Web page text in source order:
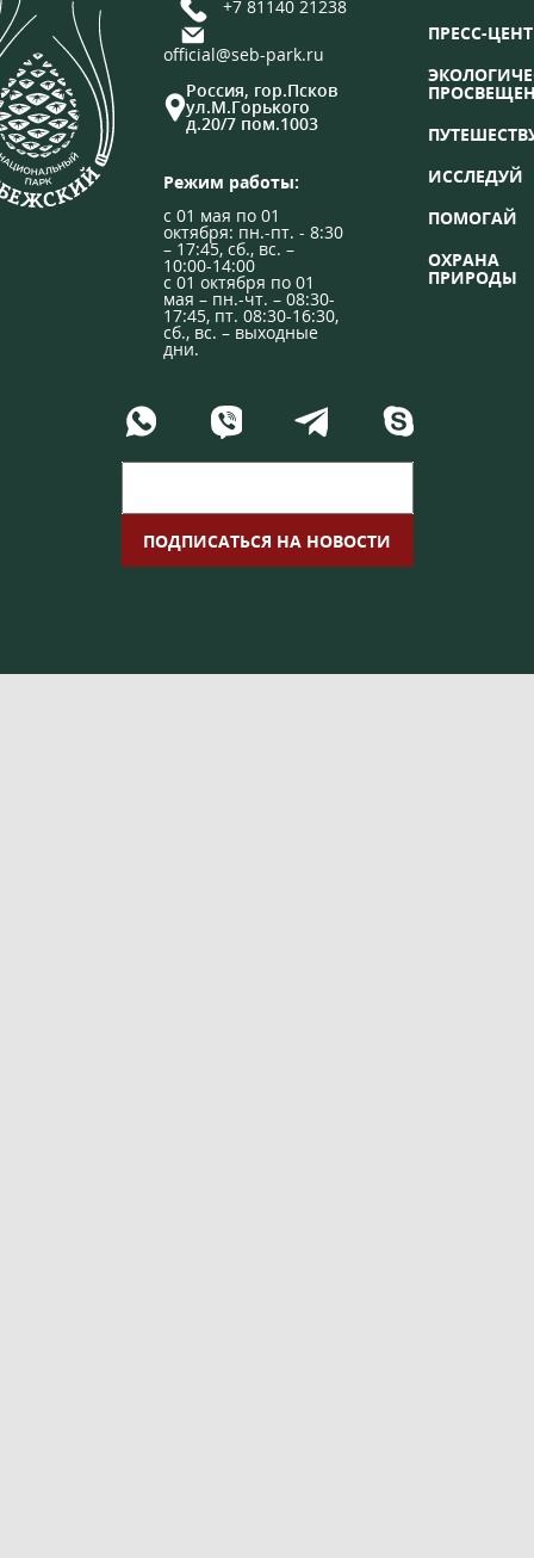
+7 81140 21238
official@seb-park.ru
Россия, гор.Псков
ул.М.Горького
д.20/7 пом.1003
Режим работы:
с 01 мая по 01
октября: пн.-пт. - 8:30
– 17:45, сб., вс. –
10:00-14:00
с 01 октября по 01
мая – пн.-чт. – 08:30-
17:45, пт. 08:30-16:30,
сб., вс. – выходные
дни.
ПРЕСС-
ИССЛЕДУЙ
ПОМОГАЙ
ОХРАНА
ПРИРОДЫ